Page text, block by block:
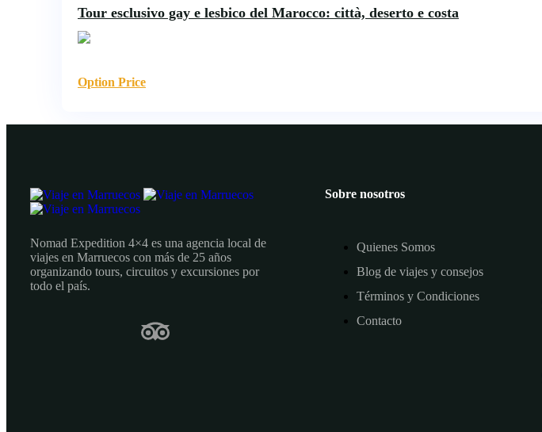
Tour esclusivo gay e lesbico del Marocco: città, deserto e costa
Option Price
Nomad Expedition 4×4 es una agencia local de
viajes en Marruecos con más de 25 años
organizando tours, circuitos y excursiones por
todo el país.
Sobre nosotros
Quienes Somos
Blog de viajes y consejos
Términos y Condiciones
Contacto